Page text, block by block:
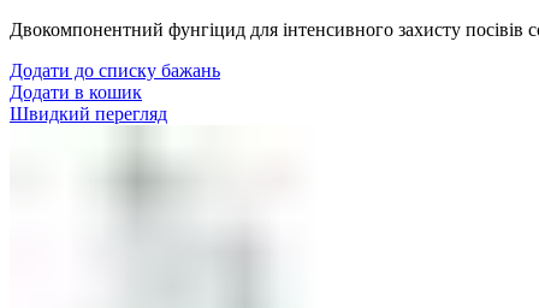
Двокомпонентний фунгіцид для інтенсивного захисту
Додати до списку бажань
Додати в кошик
Швидкий перегляд